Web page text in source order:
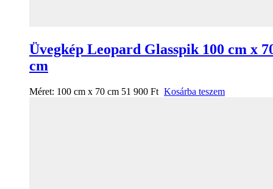
Üvegkép Leopard Glasspik 100 cm x
cm
Méret: 100 cm x 70 cm 51 900 Ft Kosárba teszem